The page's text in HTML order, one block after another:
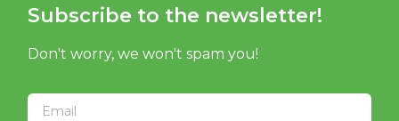
Subscribe to the newsletter!
Don't worry, we won't spam you!